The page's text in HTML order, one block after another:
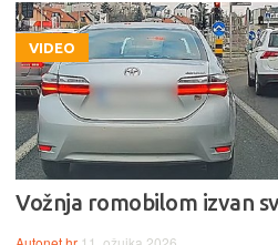
VIDEO
Vožnja romobilom izvan